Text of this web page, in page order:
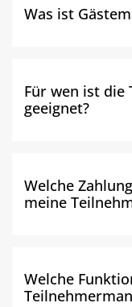
Was ist
Für wen ist die
geeignet?
Welche
meine
Welche